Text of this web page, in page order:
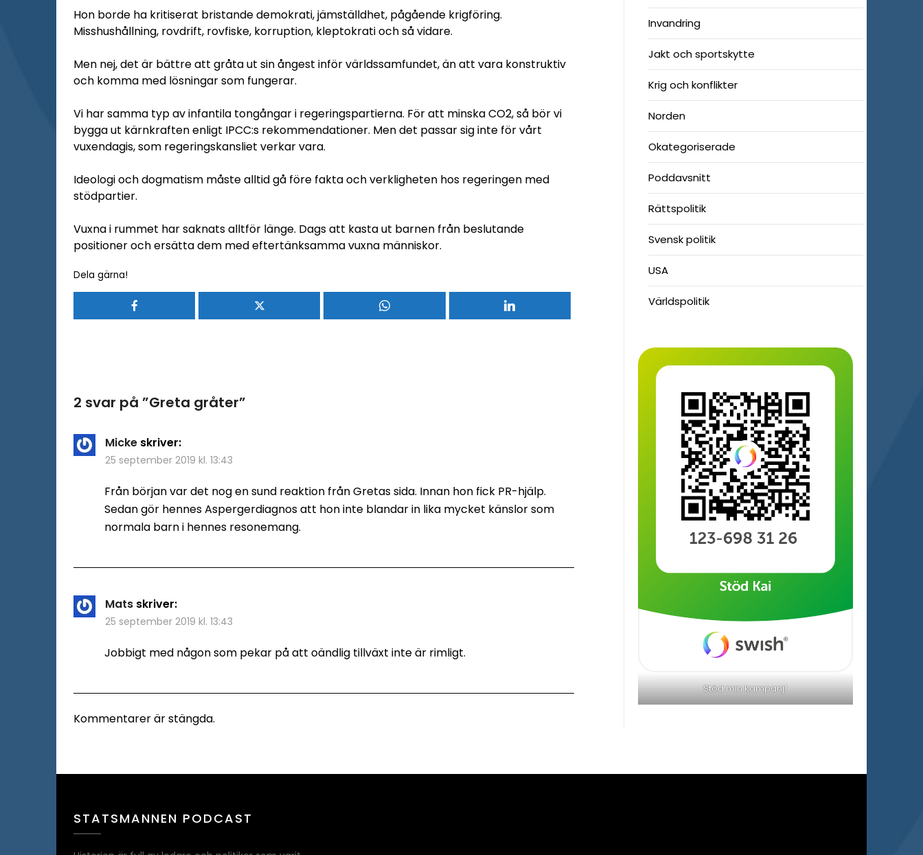
Hon borde ha kritiserat bristande demokrati, jämställdhet, pågående krigföring.
Misshushållning, rovdrift, rovfiske, korruption, kleptokrati och så vidare.
Men nej, det är bättre att gråta ut sin ångest inför världssamfundet, än att vara konstruktiv
och komma med lösningar som fungerar.
Vi har samma typ av infantila tongångar i regeringspartierna. För att minska CO2, så bör vi
bygga ut kärnkraften enligt IPCC:s rekommendationer. Men det passar sig inte för vårt
vuxendagis, som regeringskansliet verkar vara.
Ideologi och dogmatism måste alltid gå före fakta och verkligheten hos regeringen med
stödpartier.
Vuxna i rummet har saknats alltför länge. Dags att kasta ut barnen från beslutande
positioner och ersätta dem med eftertänksamma vuxna människor.
Dela gärna!
2 svar på ”Greta gråter”
Micke skriver:
25 september 2019 kl. 13:43
Från början var det nog en sund reaktion från Gretas sida. Innan hon fick PR-hjälp.
Sedan gör hennes Aspergerdiagnos att hon inte blandar in lika mycket känslor som
normala barn i hennes resonemang.
Mats skriver:
25 september 2019 kl. 13:43
Jobbigt med någon som pekar på att oändlig tillväxt inte är rimligt.
Kommentarer är stängda.
Invandring
Jakt och sportskytte
Krig och konflikter
Norden
Okategoriserade
Poddavsnitt
Rättspolitik
Svensk politik
USA
Världspolitik
Stöd min kampanj!
STATSMANNEN PODCAST